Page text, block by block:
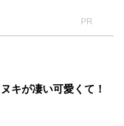
PR
キが凄い可愛くて！